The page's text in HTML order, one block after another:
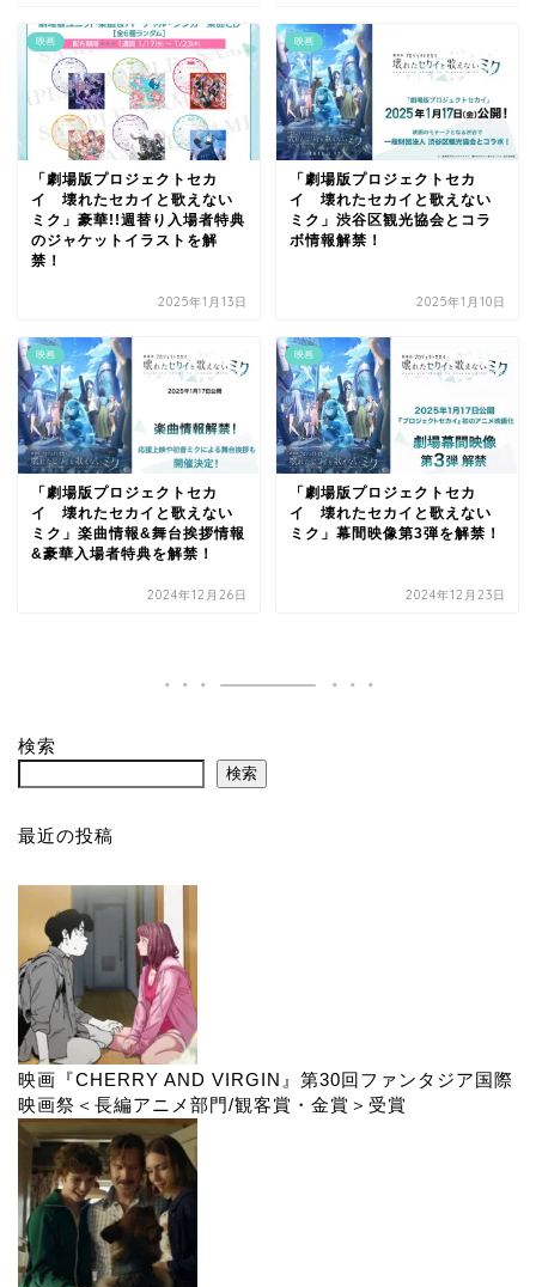
映画
「劇場版プロジェクトセカ
イ 壊れたセカイと歌えない
ミク」豪華!!週替り入場者特典
のジャケットイラストを解
禁！
2025年1月13日
映画
「劇場版プロジェクトセカ
イ 壊れたセカイと歌えない
ミク」渋谷区観光協会とコラ
ボ情報解禁！
2025年1月10日
映画
「劇場版プロジェクトセカ
イ 壊れたセカイと歌えない
ミク」楽曲情報&舞台挨拶情報
&豪華入場者特典を解禁！
2024年12月26日
映画
「劇場版プロジェクトセカ
イ 壊れたセカイと歌えない
ミク」幕間映像第3弾を解禁！
2024年12月23日
検索
検索
最近の投稿
映画『CHERRY AND VIRGIN』第30回ファンタジア国際
映画祭＜長編アニメ部門/観客賞・金賞＞受賞